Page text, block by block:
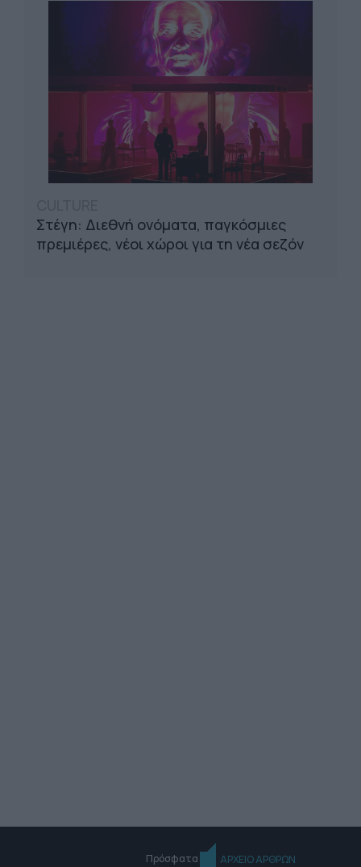
Στέγη: Διεθνή ονόματα, παγκόσμιες
πρεμιέρες, νέοι χώροι για τη νέα σεζόν
Πρόσφατα ΑΡΧΕΙΟ ΑΡΘΡΩΝ